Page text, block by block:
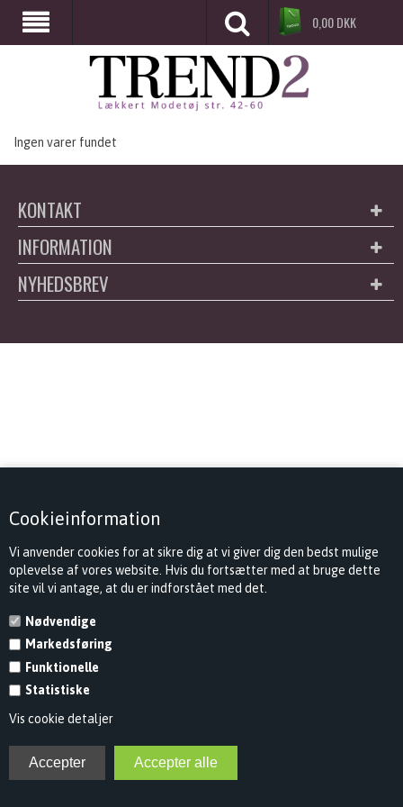
Cookieinformation
Vi anvender cookies for at sikre dig at vi giver dig den bedst mulige
oplevelse af vores website. Hvis du fortsætter med at bruge dette
site vil vi antage, at du er indforstået med det.
Nødvendige
Markedsføring
Funktionelle
Statistiske
Vis cookie detaljer
0,00DKK
Ingen varer fundet
KONTAKT
INFORMATION
NYHEDSBREV